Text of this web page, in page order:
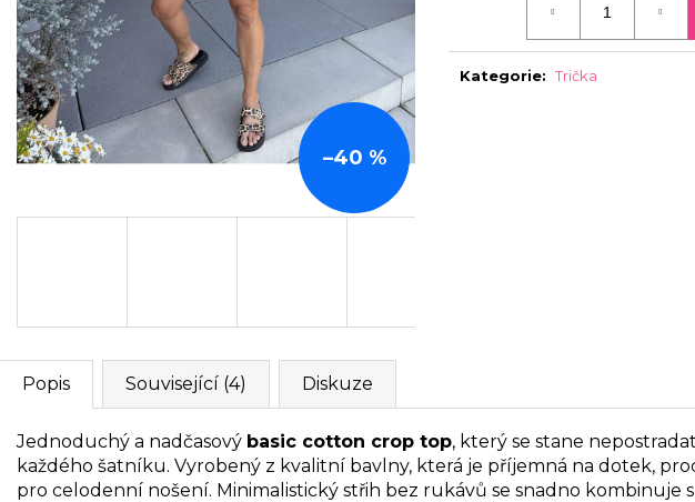
Kategorie: Trička
–40 %
Popis Související (4) Diskuze
Jednoduchý a nadčasový basic cotton crop top, který se stane
každého šatníku. Vyrobený z kvalitní bavlny, která je příjemná na dotek,
pro celodenní nošení. Minimalistický střih bez rukávů se snadno kombinuje